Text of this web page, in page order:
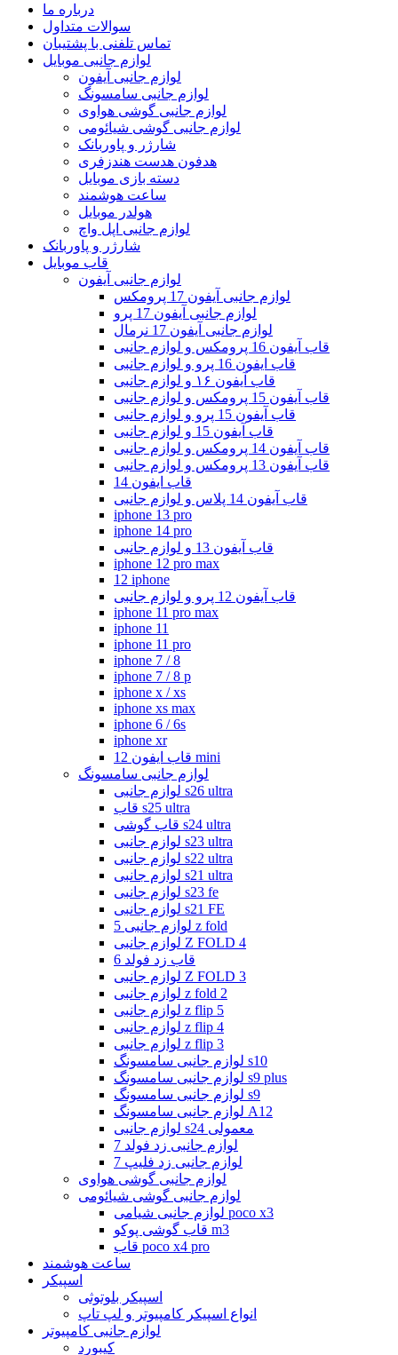
درباره ما
سوالات متداول
تماس تلفنی با پشتیبان
لوازم جانبی موبایل
لوازم جانبی آیفون
لوازم جانبی سامسونگ
لوازم جانبی گوشی هواوی
لوازم جانبی گوشی شیائومی
شارژر و پاوربانک
هدفون هدست هندزفری
دسته بازی موبایل
ساعت هوشمند
هولدر موبایل
لوازم جانبی اپل واچ
شارژر و پاوربانک
قاب موبایل
لوازم جانبی آیفون
لوازم جانبی آیفون 17 پرومکس
لوازم جانبی آیفون 17 پرو
لوازم جانبی آیفون 17 نرمال
قاب آیفون 16 پرومکس و لوازم جانبی
قاب ایفون 16 پرو و لوازم جانبی
قاب آیفون ۱۶ و لوازم جانبی
قاب آیفون 15 پرومکس و لوازم جانبی
قاب آیفون 15 پرو و لوازم جانبی
قاب آیفون 15 و لوازم جانبی
قاب آیفون 14 پرومکس و لوازم جانبی
قاب آیفون 13 پرومکس و لوازم جانبی
قاب ایفون 14
قاب آیفون 14 پلاس و لوازم جانبی
iphone 13 pro
iphone 14 pro
قاب آیفون 13 و لوازم جانبی
iphone 12 pro max
12 iphone
قاب آیفون 12 پرو و لوازم جانبی
iphone 11 pro max
iphone 11
iphone 11 pro
iphone 7 / 8
iphone 7 / 8 p
iphone x / xs
iphone xs max
iphone 6 / 6s
iphone xr
قاب ایفون 12 mini
لوازم جانبی سامسونگ
لوازم جانبی s26 ultra
قاب s25 ultra
قاب گوشی s24 ultra
لوازم جانبی s23 ultra
لوازم جانبی s22 ultra
لوازم جانبی s21 ultra
لوازم جانبی s23 fe
لوازم جانبی s21 FE
لوازم جانبی 5 z fold
لوازم جانبی Z FOLD 4
قاب زد فولد 6
لوازم جانبی Z FOLD 3
لوازم جانبی z fold 2
لوازم جانبی z flip 5
لوازم جانبی z flip 4
لوازم جانبی z flip 3
لوازم جانبی سامسونگ s10
لوازم جانبی سامسونگ s9 plus
لوازم جانبی سامسونگ s9
لوازم جانبی سامسونگ A12
لوازم جانبی s24 معمولی
لوازم جانبی زد فولد 7
لوازم جانبی زد فلیپ 7
لوازم جانبی گوشی هواوی
لوازم جانبی گوشی شیائومی
لوازم جانبی شیامی poco x3
قاب گوشی پوکو m3
قاب poco x4 pro
ساعت هوشمند
اسپیکر
اسپیکر بلوتوثی
انواع اسپیکر کامپیوتر و لپ تاپ
لوازم جانبی کامپیوتر
کیبورد